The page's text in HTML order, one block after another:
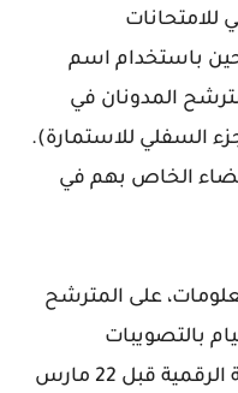
للامتحانات
باستخدام اسم
المدونان في
السفلي للاستمارة).
الخاص بهم في
على المترشح
بالتصويبات
والتصحيحات اللازمة على الأرضية الرقمية قبل 22 مارس